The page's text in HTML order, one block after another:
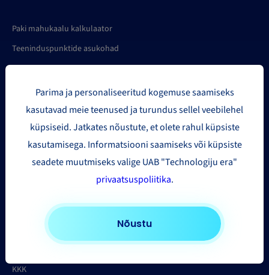
Paki mahukaalu kalkulaator
Teeninduspunktide asukohad
Tellimuste import
Minu saadetise
Mu pakett
Saadetiste statistika eksport
Pakkide jälgimine
KKK
Parima ja personaliseeritud kogemuse saamiseks
kasutavad meie teenused ja turundus sellel veebilehel
küpsiseid. Jatkates nõustute, et olete rahul küpsiste
kasutamisega. Informatsiooni saamiseks või küpsiste
seadete muutmiseks valige UAB "Technologiju era"
privaatsuspoliitika.
Nõustu